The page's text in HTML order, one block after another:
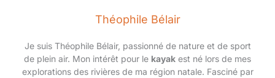
femme ou cadeau
homme. 【Glisse
D’Aileron Breveté
Pour Une Trajectoire
planche de surf idéale pour les
débutants, tout en offrant une
précis aux experts sur les lacs,
rivières et zones côtières.
Profitez d'une stabilité inégalée
et d'une performance durable
Théophile Bélair
Je suis Théophile Bélair, passionné de nature et de sport
de plein air. Mon intérêt pour le kayak est né lors de mes
explorations des rivières de ma région natale. Fasciné par